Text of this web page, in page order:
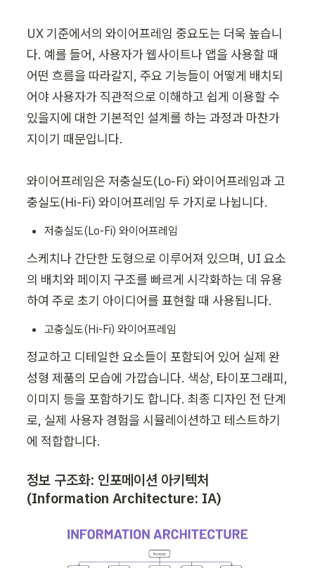
UX 기준에서의 와이어프레임 중요도는 더욱 높습니
다. 예를 들어, 사용자가 웹사이트나 앱을 사용할 때
어떤 흐름을 따라갈지, 주요 기능들이 어떻게 배치되
어야 사용자가 직관적으로 이해하고 쉽게 이용할 수
있을지에 대한 기본적인 설계를 하는 과정과 마찬가
지이기 때문입니다.
와이어프레임은 저충실도(Lo-Fi) 와이어프레임과 고
충실도(Hi-Fi) 와이어프레임 두 가지로 나뉩니다.
저충실도(Lo-Fi) 와이어프레임
스케치나 간단한 도형으로 이루어져 있으며, UI 요소
의 배치와 페이지 구조를 빠르게 시각화하는 데 유용
하여 주로 초기 아이디어를 표현할 때 사용됩니다.
고충실도(Hi-Fi) 와이어프레임
정교하고 디테일한 요소들이 포함되어 있어 실제 완
성형 제품의 모습에 가깝습니다. 색상, 타이포그래피,
이미지 등을 포함하기도 합니다. 최종 디자인 전 단계
로, 실제 사용자 경험을 시뮬레이션하고 테스트하기
에 적합합니다.
정보 구조화: 인포메이션 아키텍처
(Information Architecture: IA)